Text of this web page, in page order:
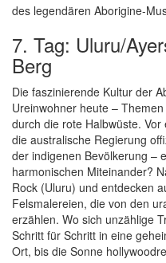
des legendären Aborigine-
7. Tag: Uluru/
Berg
Die faszinierende Kultur der
Ureinwohner heute –
durch die rote Halbwüste.
die australische Regierung
der indigenen Bevölkerung –
harmonischen Miteinander?
Rock (Uluru) und entdecken
Felsmalereien, die von den
erzählen. Wo sich unzählige
Schritt für Schritt in eine
Ort, bis die Sonne